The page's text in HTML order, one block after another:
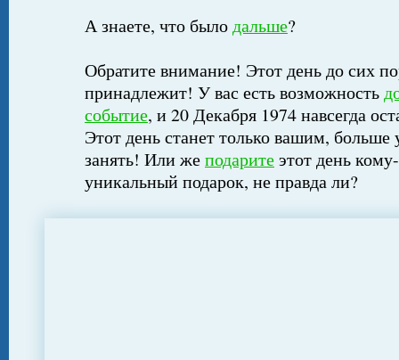
А знаете, что былодальше?
Обратите внимание! Этот день до сих
принадлежит! У вас есть возможность
событие, и 20 Декабря 1974 навсегда
Этот день станет только вашим,
занять! Или жеподаритеэтот день
уникальный подарок, не правда ли?